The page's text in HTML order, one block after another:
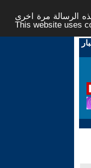
الرسالة مرة اخرى -
This website uses